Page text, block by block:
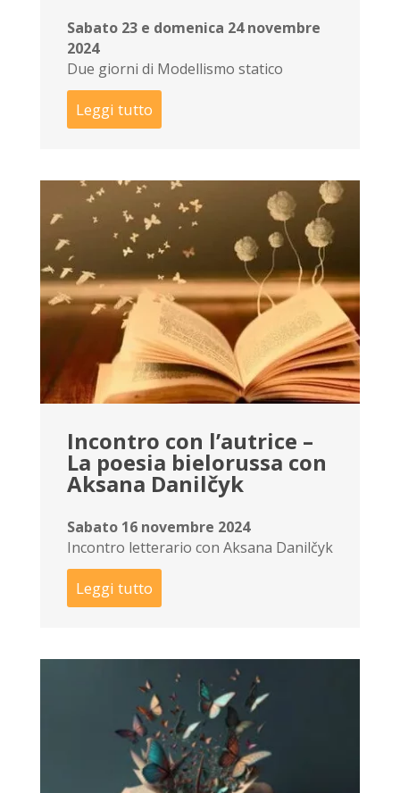
Sabato 23 e domenica 24 novembre
2024
Due giorni di Modellismo statico
Leggi tutto
Incontro con l’autrice –
La poesia bielorussa con
Aksana Danilčyk
Sabato 16 novembre 2024
Incontro letterario con Aksana Danilčyk
Leggi tutto